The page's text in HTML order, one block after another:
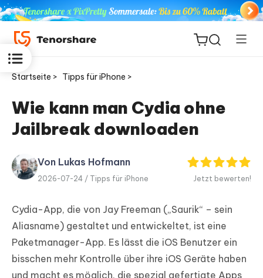
ReiBoot
PDNob
Editor
Neu
iAnyGo
Startseite > Tipps für iPhone >
Wie kann man Cydia ohne
Jailbreak downloaden
Von Lukas Hofmann
2026-07-24 / Tipps für iPhone Jetzt bewerten!
Cydia-App, die von Jay Freeman („Saurik“ – sein
Aliasname) gestaltet und entwickeltet, ist eine
Paketmanager-App. Es lässt die iOS Benutzer ein
bisschen mehr Kontrolle über ihre iOS Geräte haben
und macht es möglich, die spezial gefertigte Apps